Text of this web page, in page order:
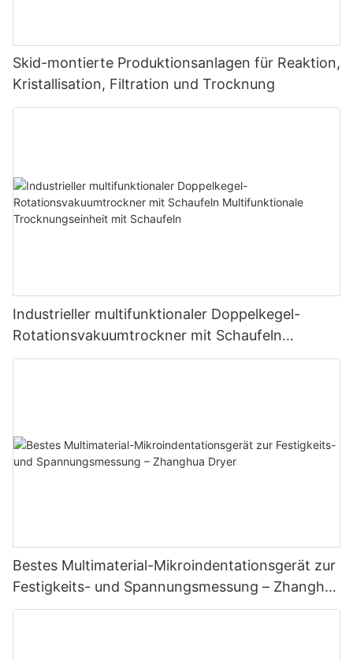
Skid-montierte Produktionsanlagen für Reaktion,
Kristallisation, Filtration und Trocknung
Industrieller multifunktionaler Doppelkegel-
Rotationsvakuumtrockner mit Schaufeln
Multifunktionale Trocknungseinheit mit
Bestes Multimaterial-Mikroindentationsgerät zur
Festigkeits- und Spannungsmessung – Zhanghua
Dryer